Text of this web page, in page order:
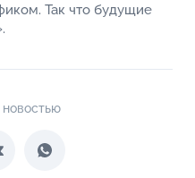
Так что будущие
новостью